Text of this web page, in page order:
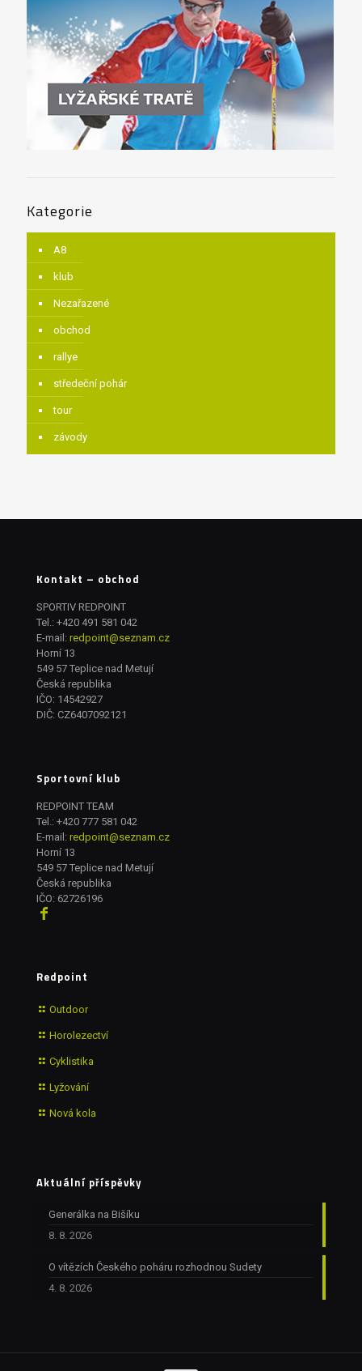
Kategorie
A8
klub
Nezařazené
obchod
rallye
středeční pohár
tour
závody
Kontakt – obchod
SPORTIV REDPOINT
Tel.: +420 491 581 042
E-mail: redpoint@seznam.cz
Horní 13
549 57 Teplice nad Metují
Česká republika
IČO: 14542927
DIČ: CZ6407092121
Sportovní klub
REDPOINT TEAM
Tel.: +420 777 581 042
E-mail: redpoint@seznam.cz
Horní 13
549 57 Teplice nad Metují
Česká republika
IČO: 62726196
Redpoint
Outdoor
Horolezectví
Cyklistika
Lyžování
Nová kola
Aktuální příspěvky
Generálka na Bišíku
8. 8. 2026
O vítězích Českého poháru rozhodnou Sudety
4. 8. 2026